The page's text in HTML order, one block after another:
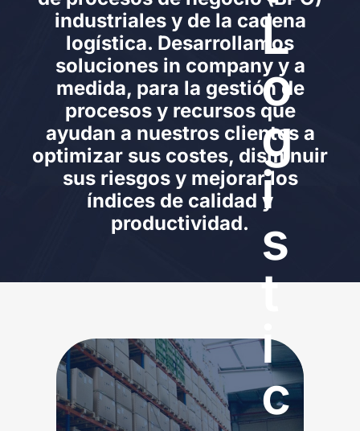
L
o
g
i
s
t
i
c
industriales y de la cadena
logística. Desarrollamos
soluciones in company y a
medida, para la gestión de
procesos y recursos que
ayudan a nuestros clientes a
optimizar sus costes, disminuir
sus riesgos y mejorar los
índices de calidad y
productividad.